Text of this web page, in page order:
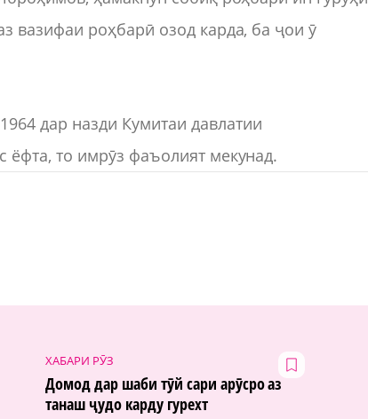
вазифаи роҳбарӣ озод карда, ба ҷои ӯ
дар назди Кумитаи давлатии
ёфта, то имрӯз фаъолият мекунад.
ХАБАРИ РӮЗ
Домод дар шаби тӯй сари арӯсро аз
танаш ҷудо карду гурехт